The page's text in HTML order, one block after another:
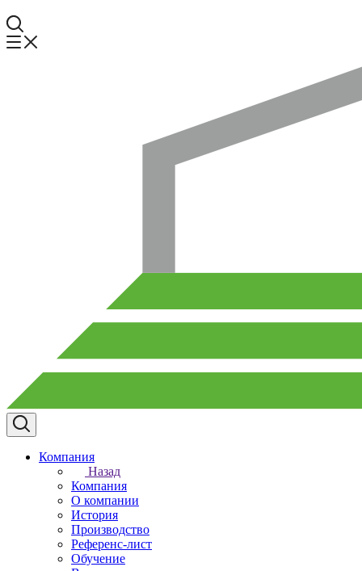
Компания
Назад
Компания
О компании
История
Производство
Референс-лист
Обучение